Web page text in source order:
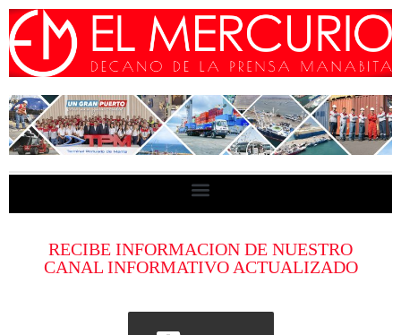
RECIBE INFORMACION DE NUESTRO
CANAL INFORMATIVO ACTUALIZADO